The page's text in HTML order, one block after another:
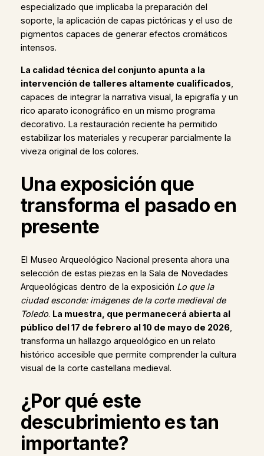
especializado que implicaba la preparación del
soporte, la aplicación de capas pictóricas y el uso de
pigmentos capaces de generar efectos cromáticos
intensos.
La calidad técnica del conjunto apunta a la
intervención de talleres altamente cualificados,
capaces de integrar la narrativa visual, la epigrafía y un
rico aparato iconográfico en un mismo programa
decorativo. La restauración reciente ha permitido
estabilizar los materiales y recuperar parcialmente la
viveza original de los colores.
Una exposición que
transforma el pasado en
presente
El Museo Arqueológico Nacional presenta ahora una
selección de estas piezas en la Sala de Novedades
Arqueológicas dentro de la exposición Lo que la
ciudad esconde: imágenes de la corte medieval de
Toledo. La muestra, que permanecerá abierta al
público del 17 de febrero al 10 de mayo de 2026,
transforma un hallazgo arqueológico en un relato
histórico accesible que permite comprender la cultura
visual de la corte castellana medieval.
¿Por qué este
descubrimiento es tan
importante?